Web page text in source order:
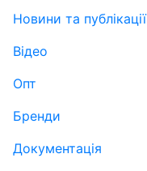
Новини та публікації
Відео
Опт
Бренди
Документація